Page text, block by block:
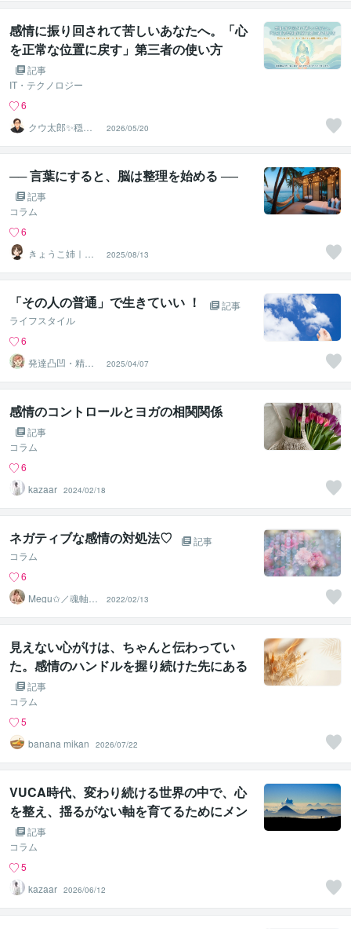
感情に振り回されて苦しいあなたへ。「心
を正常な位置に戻す」第三者の使い方
記事
IT・テクノロジー
6
クウ太郎✨穏や
かな話し相手
2026/05/20
── 言葉にすると、脳は整理を始める ──
記事
コラム
6
きょうこ姉｜ミ
ラリス ୨୧˙˳⋆
2025/08/13
「その人の普通」で生きていい ！
記事
ライフスタイル
6
発達凸凹・精神
専門カウンセラ
ー○haru
2025/04/07
感情のコントロールとヨガの相関関係
記事
コラム
6
kazaar 2024/02/18
ネガティブな感情の対処法♡
記事
コラム
6
Megu✩／魂軸に
目覚め、開花さ
せる魔女
2022/02/13
見えない心がけは、ちゃんと伝わってい
た。感情のハンドルを握り続けた先にある
もの記事
コラム
5
banana mikan
2026/07/22
VUCA時代、変わり続ける世界の中で、心
を整え、揺るがない軸を育てるためにメン
タルケアにコーチングが役立つ理由
記事
コラム
5
kazaar 2026/06/12